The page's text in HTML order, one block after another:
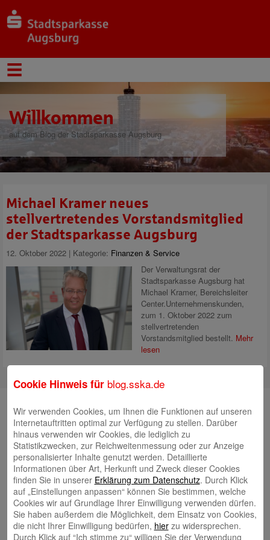
Willkommen
auf dem Blog der Stadtsparkasse Augsburg
Michael Kramer neues
stellvertretendes Vorstandsmitglied
der Stadtsparkasse Augsburg
12. Oktober 2022 | Kategorie: Finanzen & Service
Der Verwaltungsrat der
Stadtsparkasse Augsburg hat
Michael Kramer, Bereichsleiter
Center.Unternehmenskunden,
zum 1. Oktober 2022 zum
stellvertretenden
Vorstandsmitglied bestellt. Mehr
lesen
Neueste Beiträge
Radlkonvoi des FFH feiert Einweihung des neuen
Campus Nord 5. August 2026
Willkommen bei Kinder im Mittelpunkt e.V. 24. Juli 2026
Tierische Erlebnisse, Bewegung und Begegnungen –
Cookie Hinweis für blog.sska.de
Wir verwenden Cookies, um Ihnen die Funktionen auf unseren
Internetauftritten optimal zur Verfügung zu stellen. Darüber
hinaus verwenden wir Cookies, die lediglich zu
Statistikzwecken, zur Reichweitenmessung oder zur Anzeige
personalisierter Inhalte genutzt werden. Detaillierte
Informationen über Art, Herkunft und Zweck dieser Cookies
finden Sie in unserer Erklärung zum Datenschutz. Durch Klick
auf „Einstellungen anpassen“ können Sie bestimmen, welche
Cookies wir auf Grundlage Ihrer Einwilligung verwenden dürfen.
Sie haben außerdem die Möglichkeit, dem Einsatz von Cookies,
die nicht Ihrer Einwilligung bedürfen, hierzu widersprechen.
Durch Klick auf “Ich stimme zu“ willigen Sie der Verwendung